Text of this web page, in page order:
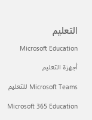
التعليم
Microsoft Education
أجهزة التعليم
Microsoft Teams للتعليم
Microsoft 365 Education